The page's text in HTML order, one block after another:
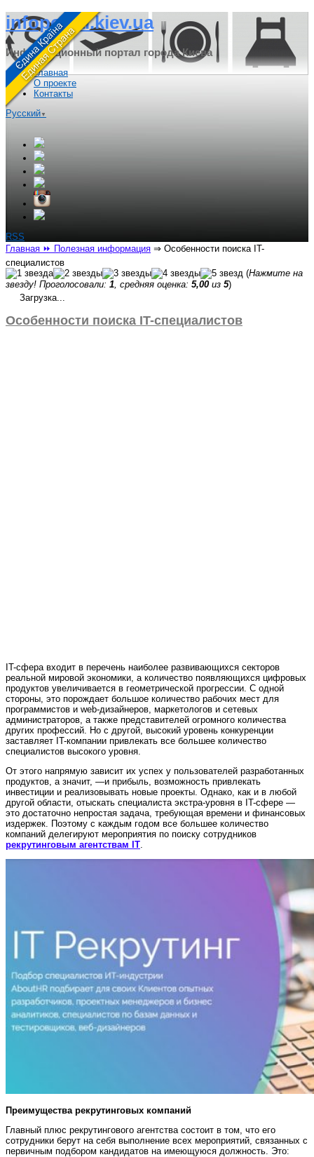
infoportal.kiev.ua
Информационный портал города Киева
Главная
О проекте
Контакты
Русский ▼
RSS
Главная ⏩ Полезная информация ⇒ Особенности поиска IT-
специалистов
(Нажмите на
звезду! Проголосовали: 1 , средняя оценка: 5,00 из 5)
Загрузка...
Особенности поиска IT-специалистов
IT-сфера входит в перечень наиболее развивающихся секторов
реальной мировой экономики, а количество появляющихся цифровых
продуктов увеличивается в геометрической прогрессии. С одной
стороны, это порождает большое количество рабочих мест для
программистов и web-дизайнеров, маркетологов и сетевых
администраторов, а также представителей огромного количества
других профессий. Но с другой, высокий уровень конкуренции
заставляет IT-компании привлекать все большее количество
специалистов высокого уровня.
От этого напрямую зависит их успех у пользователей разработанных
продуктов, а значит, —и прибыль, возможность привлекать
инвестиции и реализовывать новые проекты. Однако, как и в любой
другой области, отыскать специалиста экстра-уровня в IT-сфере —
это достаточно непростая задача, требующая времени и финансовых
издержек. Поэтому с каждым годом все большее количество
компаний делегируют мероприятия по поиску сотрудников
рекрутинговым агентствам IT
Преимущества рекрутинговых компаний
Главный плюс рекрутингового агентства состоит в том, что его
сотрудники берут на себя выполнение всех мероприятий, связанных с
первичным подбором кандидатов на имеющуюся должность. Это: